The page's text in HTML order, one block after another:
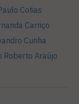
Cotias
Carriço
Cunha
Roberto Araújo